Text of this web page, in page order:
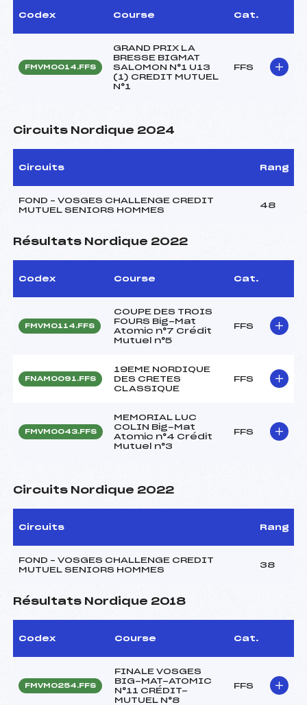
Codex Course Cat.
FMVM0014.FFS
GRAND PRIX LA
BRESSE BIGMAT
SALOMON N°1 U13
(1) CREDIT MUTUEL
N°1
FFS
Circuits Nordique 2024
Circuits Rang
FOND – VOSGES CHALLENGE CREDIT
MUTUEL SENIORS HOMMES
48
Résultats Nordique 2022
Codex Course Cat.
FMVM0114.FFS
COUPE DES TROIS
FOURS Big-Mat
Atomic n°7 Crédit
Mutuel n°5
FFS
FNAM0091.FFS
19EME NORDIQUE
DES CRETES
CLASSIQUE
FFS
FMVM0043.FFS
MEMORIAL LUC
COLIN Big-Mat
Atomic n°4 Crédit
Mutuel n°3
FFS
Circuits Nordique 2022
Circuits Rang
FOND – VOSGES CHALLENGE CREDIT
MUTUEL SENIORS HOMMES
38
Résultats Nordique 2018
Codex Course Cat.
FMVM0254.FFS
FINALE VOSGES
BIG-MAT-ATOMIC
N°11 CRÉDIT-
MUTUEL N°8
FFS